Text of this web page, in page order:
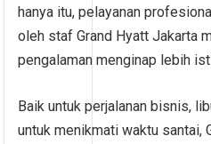
hanya itu, pelayanan
oleh staf Grand Hyatt Jakarta
pengalaman menginap lebih
Baik untuk perjalanan bisnis,
untuk menikmati waktu santai,